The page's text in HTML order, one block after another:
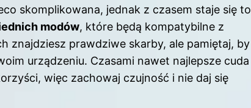
skomplikowana, jednak z czasem staje się to
modów, które będą kompatybilne z
znajdziesz prawdziwe skarby, ale pamiętaj, by
urządzeniu. Czasami nawet najlepsze cuda
więc zachowaj czujność i nie daj się